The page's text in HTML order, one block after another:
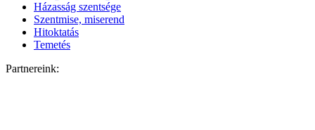
Házasság szentsége
Szentmise, miserend
Hitoktatás
Temetés
Partnereink: